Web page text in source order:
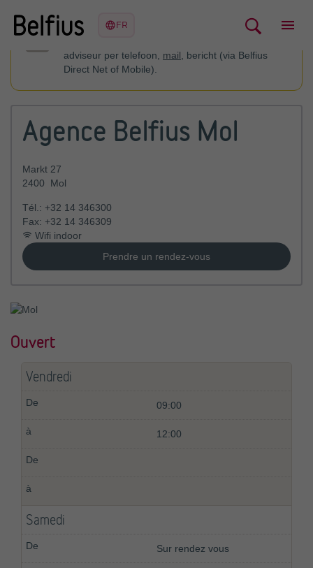
adviseur per telefoon, mail , bericht (via Belfius
Direct Net of Mobile).
Agence Belfius Mol
Markt 27
2400
Mol
Tél.: +32 14 346300
Fax: +32 14 346309
Wifi indoor
Prendre un rendez-vous
Ouvert
Vendredi
09:00
12:00
Samedi
Sur rendez vous